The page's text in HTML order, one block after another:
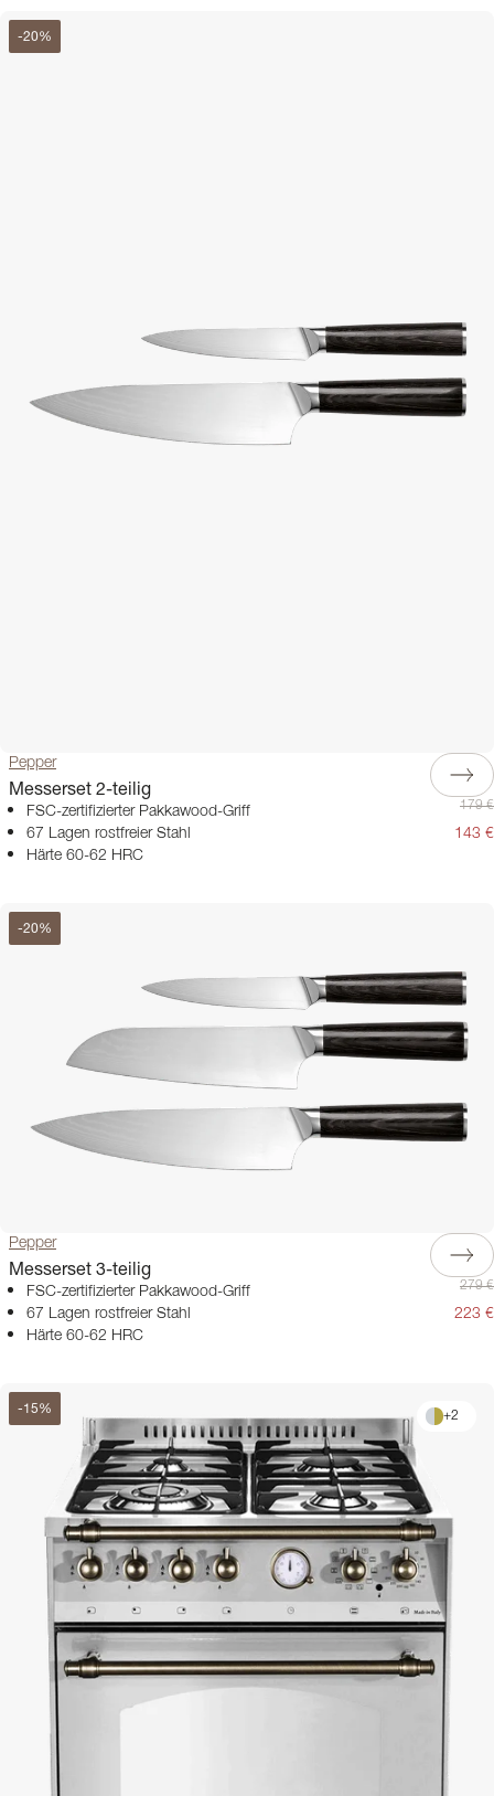
-20%
Pepper
Messerset 2-teilig
FSC-zertifizierter Pakkawood-Griff
67 Lagen rostfreier Stahl
Härte 60-62 HRC
179 €
143 €
-20%
Pepper
Messerset 3-teilig
FSC-zertifizierter Pakkawood-Griff
67 Lagen rostfreier Stahl
Härte 60-62 HRC
279 €
223 €
-15% +2